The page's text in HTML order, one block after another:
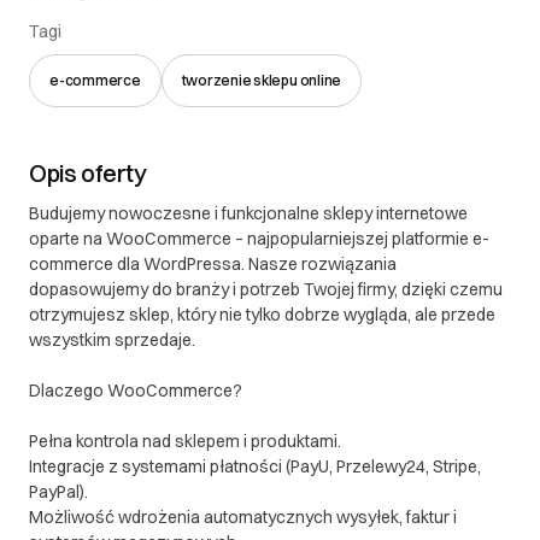
Tagi
e-commerce tworzenie sklepu online
Opis oferty
Budujemy nowoczesne i funkcjonalne sklepy internetowe
oparte na WooCommerce – najpopularniejszej platformie e-
commerce dla WordPressa. Nasze rozwiązania
dopasowujemy do branży i potrzeb Twojej firmy, dzięki czemu
otrzymujesz sklep, który nie tylko dobrze wygląda, ale przede
wszystkim sprzedaje.
Dlaczego WooCommerce?
Pełna kontrola nad sklepem i produktami.
Integracje z systemami płatności (PayU, Przelewy24, Stripe,
PayPal).
Możliwość wdrożenia automatycznych wysyłek, faktur i